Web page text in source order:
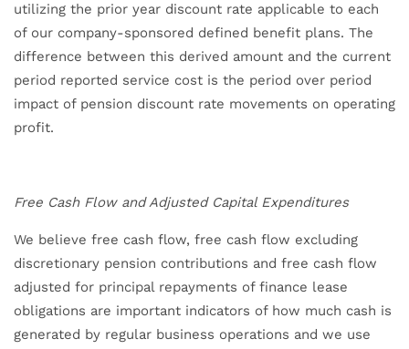
utilizing the prior year discount rate applicable to each
of our company-sponsored defined benefit plans. The
difference between this derived amount and the current
period reported service cost is the period over period
impact of pension discount rate movements on operating
profit.
Free Cash Flow and Adjusted Capital Expenditures
We believe free cash flow, free cash flow excluding
discretionary pension contributions and free cash flow
adjusted for principal repayments of finance lease
obligations are important indicators of how much cash is
generated by regular business operations and we use